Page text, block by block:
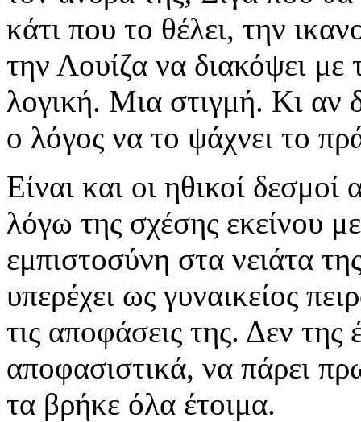
κάτι που το θέλει, την
την Λουίζα να διακόψει
λογική. Μια στιγμή. Κι αν
ο λόγος να το ψάχνει το
Είναι και οι ηθικοί
λόγω της σχέσης εκείνου
εμπιστοσύνη στα νειάτα
υπερέχει ως γυναικείος
τις αποφάσεις της. Δεν της
αποφασιστικά, να πάρει
τα βρήκε όλα έτοιμα.